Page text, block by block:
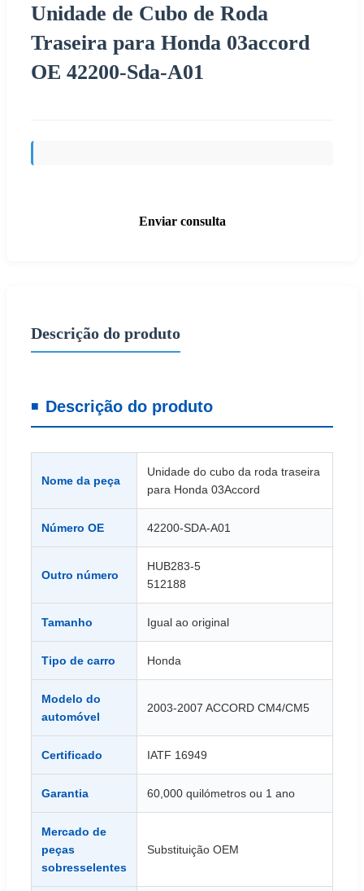
Unidade de Cubo de Roda
Traseira para Honda 03accord
OE 42200-Sda-A01
Enviar consulta
Descrição do produto
Descrição do produto
Nome da peça
Unidade do cubo da roda traseira
para Honda 03Accord
Número OE 42200-SDA-A01
Outro número
HUB283-5
512188
Tamanho Igual ao original
Tipo de carro Honda
Modelo do
automóvel
2003-2007 ACCORD CM4/CM5
Certificado IATF 16949
Garantia 60,000 quilómetros ou 1 ano
Mercado de
peças
sobresselentes
Substituição OEM